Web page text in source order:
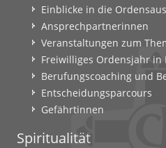
Einblicke in die
Ansprechpartnerinnen
Veranstaltungen zum
Freiwilliges Ordensjahr in
Berufungscoaching und
Entscheidungsparcours
Gefährtinnen
Spiritualität